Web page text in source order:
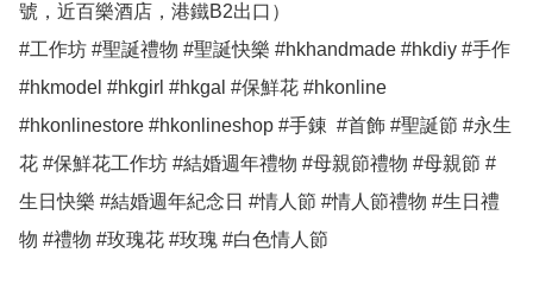
號，近百樂酒店，港鐵B2出口）
#工作坊 #聖誕禮物 #聖誕快樂 #hkhandmade #hkdiy #手作
#hkmodel #hkgirl #hkgal #保鮮花 #hkonline
#hkonlinestore #hkonlineshop #手錬  #首飾 #聖誕節 #永生
花 #保鮮花工作坊 #結婚週年禮物 #母親節禮物 #母親節 #
生日快樂 #結婚週年紀念日 #情人節 #情人節禮物 #生日禮
物 #禮物 #玫瑰花 #玫瑰 #白色情人節